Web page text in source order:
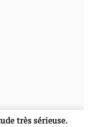
très sérieuse.